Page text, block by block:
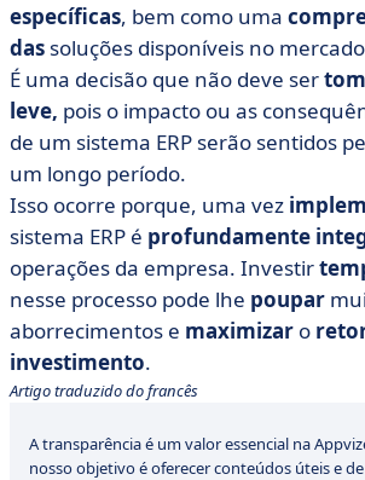
específicas, bem como uma
das soluções disponíveis no
É uma decisão que não deve ser
leve, pois o impacto ou as
de um sistema ERP serão sentidos
um longo período.
Isso ocorre porque, uma vez
sistema ERP é profundamente
operações da empresa. Investir
nesse processo pode lhe poupar
aborrecimentos e maximizar o
investimento.
Artigo traduzido do francês
A transparência é um valor essencial na
nosso objetivo é oferecer conteúdos úteis e